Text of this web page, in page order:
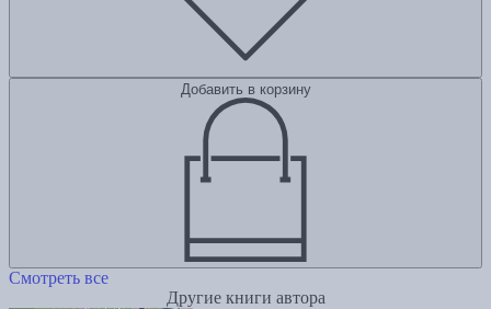
Добавить в корзину
Смотреть все
Другие книги автора